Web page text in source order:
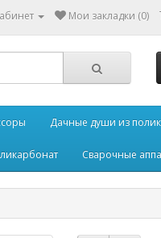
Мои закладки (0)
Дачные души из
Сварочные